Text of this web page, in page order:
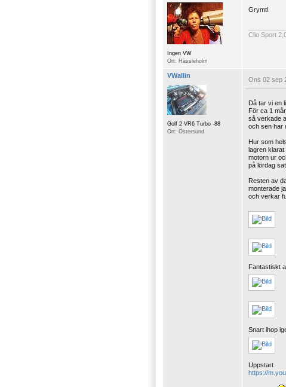
Ingen VW
Ort: Hässleholm
Grymt!
Clio Sport
VWallin
Golf 2 VR6 Turbo -88
Ort: Östersund
Ons 02 sep
Då tar vi en
För ca 1
så verkade
och sen har
Hur som
lagren klarat
motorn ur
på lördag
Resten av
monterade
och verkar
Fantastiskt
Snart ihop
Uppstart
https://